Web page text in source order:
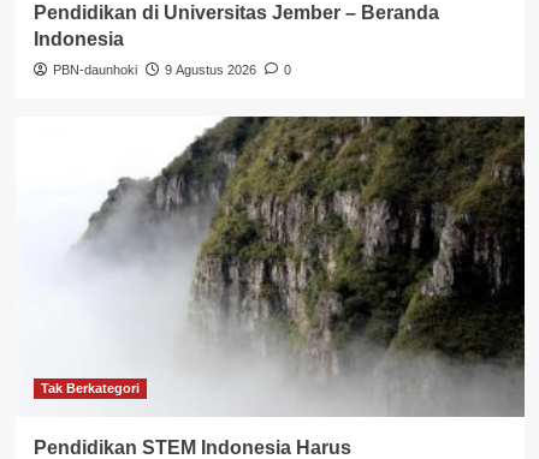
Pendidikan di Universitas Jember – Beranda
Indonesia
PBN-daunhoki 9 Agustus 2026 0
Tak Berkategori
Pendidikan STEM Indonesia Harus